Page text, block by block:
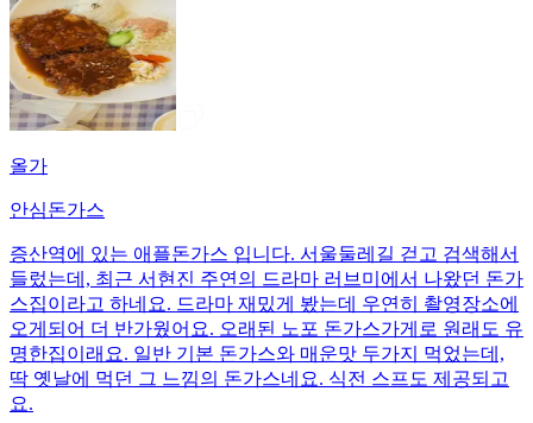
올가
안심돈가스
증산역에 있는 애플돈가스 입니다. 서울둘레길 걷고 검색해서
들렀는데, 최근 서현진 주연의 드라마 러브미에서 나왔던 돈가
스집이라고 하네요. 드라마 재밌게 봤는데 우연히 촬영장소에
오게되어 더 반가웠어요. 오래된 노포 돈가스가게로 원래도 유
명한집이래요. 일반 기본 돈가스와 매운맛 두가지 먹었는데,
딱 옛날에 먹던 그 느낌의 돈가스네요. 식전 스프도 제공되고
요.